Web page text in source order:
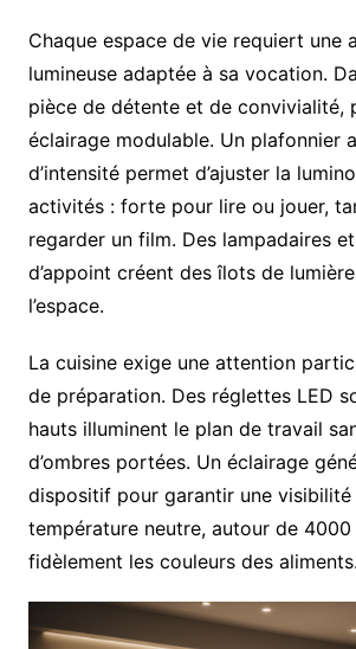
Chaque espace de vie requiert une
lumineuse adaptée à sa vocation.
pièce de détente et de convivialité,
éclairage modulable. Un plafonnier
d’intensité permet d’ajuster la
activités : forte pour lire ou jouer,
regarder un film. Des lampadaires
d’appoint créent des îlots de
l’espace.
La cuisine exige une attention
de préparation. Des réglettes LED
hauts illuminent le plan de travail
d’ombres portées. Un éclairage
dispositif pour garantir une visibilité
température neutre, autour de 4000
fidèlement les couleurs des aliments.